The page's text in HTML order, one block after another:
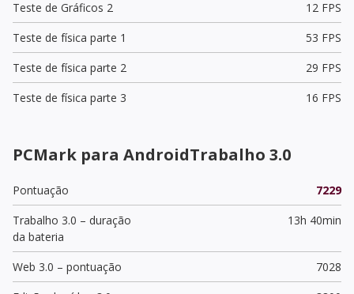
Teste de Gráficos 2
12 FPS
Teste de física parte 1
53 FPS
Teste de física parte 2
29 FPS
Teste de física parte 3
16 FPS
PCMark para AndroidTrabalho 3.0
Pontuação
7229
Trabalho 3.0 – duração
da bateria
13h 40min
Web 3.0 – pontuação
7028